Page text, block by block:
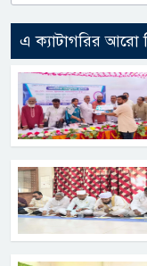
এ ক্যাটাগরির আরো